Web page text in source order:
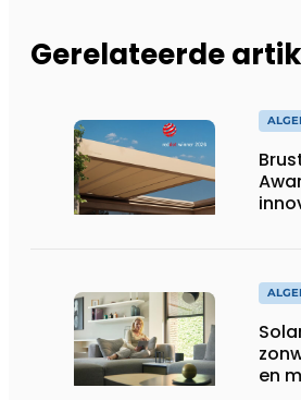
Gerelateerde
en